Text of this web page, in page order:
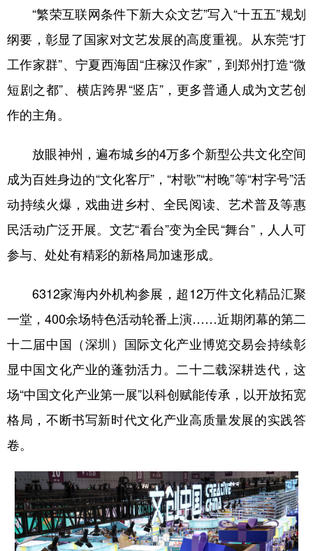
“繁荣互联网条件下新大众文艺”写入“十五五”规划
纲要，彰显了国家对文艺发展的高度重视。从东莞“打
工作家群”、宁夏西海固“庄稼汉作家”，到郑州打造“微
短剧之都”、横店跨界“竖店”，更多普通人成为文艺创
作的主角。
放眼神州，遍布城乡的4万多个新型公共文化空间
成为百姓身边的“文化客厅”，“村歌”“村晚”等“村字号”活
动持续火爆，戏曲进乡村、全民阅读、艺术普及等惠
民活动广泛开展。文艺“看台”变为全民“舞台”，人人可
参与、处处有精彩的新格局加速形成。
6312家海内外机构参展，超12万件文化精品汇聚
一堂，400余场特色活动轮番上演……近期闭幕的第二
十二届中国（深圳）国际文化产业博览交易会持续彰
显中国文化产业的蓬勃活力。二十二载深耕迭代，这
场“中国文化产业第一展”以科创赋能传承，以开放拓宽
格局，不断书写新时代文化产业高质量发展的实践答
卷。